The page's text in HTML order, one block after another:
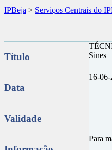
IPBeja > Serviços Centrais do
Título
Sines
Data
16-
Validade
Para